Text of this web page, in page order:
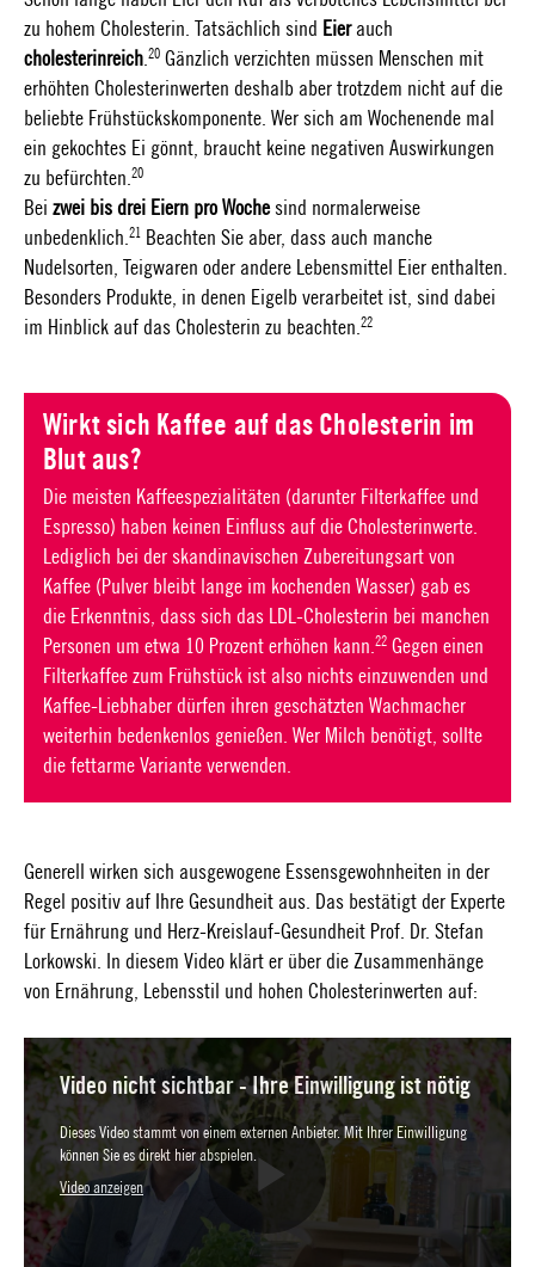
zu hohem Cholesterin. Tatsächlich sind Eierauch
cholesterinreich.20 Gänzlich verzichten müssen Menschen mit
erhöhten Cholesterinwerten deshalb aber trotzdem nicht auf die
beliebte Frühstückskomponente. Wer sich am Wochenende mal
ein gekochtes Ei gönnt, braucht keine negativen Auswirkungen
zu befürchten.20
Bei zwei bis drei Eiern pro Wochesind normalerweise
unbedenklich.21 Beachten Sie aber, dass auch manche
Nudelsorten, Teigwaren oder andere Lebensmittel Eier enthalten.
Besonders Produkte, in denen Eigelb verarbeitet ist, sind dabei
im Hinblick auf das Cholesterin zu beachten.22
Wirkt sich Kaffee auf das Cholesterin im
Blut aus?
Die meisten Kaffeespezialitäten (darunter Filterkaffee und
Espresso) haben keinen Einfluss auf die Cholesterinwerte.
Lediglich bei der skandinavischen Zubereitungsart von
Kaffee (Pulver bleibt lange im kochenden Wasser) gab es
die Erkenntnis, dass sich das LDL-Cholesterin bei manchen
Personen um etwa 10 Prozent erhöhen kann.22 Gegen einen
Filterkaffee zum Frühstück ist also nichts einzuwenden und
Kaffee-Liebhaber dürfen ihren geschätzten Wachmacher
weiterhin bedenkenlos genießen. Wer Milch benötigt, sollte
die fettarme Variante verwenden.
Generell wirken sich ausgewogene Essensgewohnheiten in der
Regel positiv auf Ihre Gesundheit aus. Das bestätigt der Experte
für Ernährung und Herz-Kreislauf-Gesundheit Prof. Dr. Stefan
Lorkowski. In diesem Video klärt er über die Zusammenhänge
von Ernährung, Lebensstil und hohen Cholesterinwerten auf:
Video nicht sichtbar - Ihre Einwilligung ist nötig
Dieses Video stammt von einem externen Anbieter. Mit Ihrer Einwilligung
können Sie es direkt hier abspielen.
Video anzeigen
Play